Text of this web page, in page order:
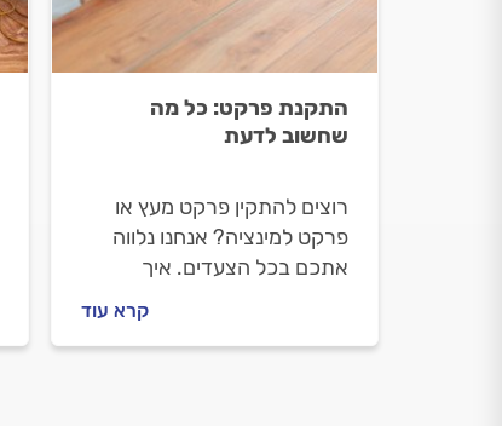
התקנת פרקט: כל מה
שחשוב לדעת
רוצים להתקין פרקט מעץ או
פרקט למינציה? אנחנו נלווה
אתכם בכל הצעדים. איך
עם מתקין הפרקטים וכמה זה
יעלה לכם? התשובות לפניכם.
קרא עוד